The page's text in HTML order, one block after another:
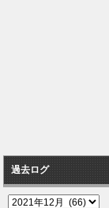
過去ログ
過